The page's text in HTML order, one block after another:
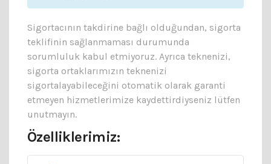
Sigortacının takdirine bağlı olduğundan, sigorta
teklifinin sağlanmaması durumunda
sorumluluk kabul etmiyoruz. Ayrıca teknenizi,
sigorta ortaklarımızın teknenizi
sigortalayabileceğini otomatik olarak garanti
etmeyen hizmetlerimize kaydettirdiyseniz lütfen
unutmayın.
Özelliklerimiz: